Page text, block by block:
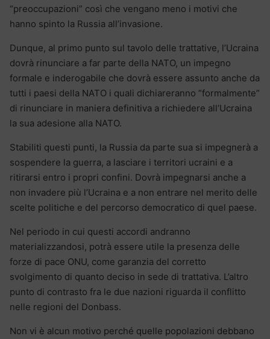
“preoccupazioni” così che vengano meno i motivi che
hanno spinto la Russia all’invasione.
Dunque, al primo punto sul tavolo delle trattative, l’Ucraina
dovrà rinunciare a far parte della NATO, un impegno
formale e inderogabile che dovrà essere assunto anche da
tutti i paesi della NATO i quali dichiareranno “formalmente”
di rinunciare in maniera definitiva a richiedere all’Ucraina
la sua adesione alla NATO.
Stabiliti questi punti, la Russia da parte sua si impegnerà a
sospendere la guerra, a lasciare i territori ucraini e a
ritirarsi entro i propri confini. Dovrà impegnarsi anche a
non invadere più l’Ucraina e a non entrare nel merito delle
scelte politiche e del percorso democratico di quel paese.
Nel periodo in cui questi accordi andranno
materializzandosi, potrà essere utile la presenza delle
forze di pace ONU, come garanzia del corretto
svolgimento di quanto deciso in sede di trattativa. L’altro
punto di contrasto fra le due nazioni riguarda il conflitto
nelle regioni del Donbass.
Non vi è alcun motivo perché quelle popolazioni debbano